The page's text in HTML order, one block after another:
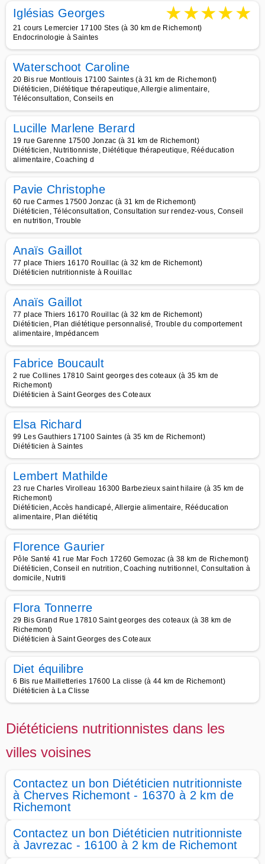
Iglésias Georges ★★★★★
21 cours Lemercier 17100 Stes (à 30 km de Richemont)
Endocrinologie à Saintes
Waterschoot Caroline
20 Bis rue Montlouis 17100 Saintes (à 31 km de Richemont)
Diététicien, Diététique thérapeutique, Allergie alimentaire,
Téléconsultation, Conseils en
Lucille Marlene Berard
19 rue Garenne 17500 Jonzac (à 31 km de Richemont)
Diététicien, Nutritionniste, Diététique thérapeutique, Rééducation
alimentaire, Coaching d
Pavie Christophe
60 rue Carmes 17500 Jonzac (à 31 km de Richemont)
Diététicien, Téléconsultation, Consultation sur rendez-vous, Conseil
en nutrition, Trouble
Anaïs Gaillot
77 place Thiers 16170 Rouillac (à 32 km de Richemont)
Diététicien nutritionniste à Rouillac
Anaïs Gaillot
77 place Thiers 16170 Rouillac (à 32 km de Richemont)
Diététicien, Plan diététique personnalisé, Trouble du comportement
alimentaire, Impédancem
Fabrice Boucault
2 rue Collines 17810 Saint georges des coteaux (à 35 km de
Richemont)
Diététicien à Saint Georges des Coteaux
Elsa Richard
99 Les Gauthiers 17100 Saintes (à 35 km de Richemont)
Diététicien à Saintes
Lembert Mathilde
23 rue Charles Virolleau 16300 Barbezieux saint hilaire (à 35 km de
Richemont)
Diététicien, Accès handicapé, Allergie alimentaire, Rééducation
alimentaire, Plan diététiq
Florence Gaurier
Pôle Santé 41 rue Mar Foch 17260 Gemozac (à 38 km de Richemont)
Diététicien, Conseil en nutrition, Coaching nutritionnel, Consultation à
domicile, Nutriti
Flora Tonnerre
29 Bis Grand Rue 17810 Saint georges des coteaux (à 38 km de
Richemont)
Diététicien à Saint Georges des Coteaux
Diet équilibre
6 Bis rue Mailletteries 17600 La clisse (à 44 km de Richemont)
Diététicien à La Clisse
Diététiciens nutritionnistes dans les
villes voisines
Contactez un bon Diététicien nutritionniste
à Cherves Richemont - 16370 à 2 km de
Richemont
Contactez un bon Diététicien nutritionniste
à Javrezac - 16100 à 2 km de Richemont